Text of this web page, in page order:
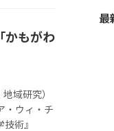
かもがわ
域研究）
・ウィ・チ
術』
最